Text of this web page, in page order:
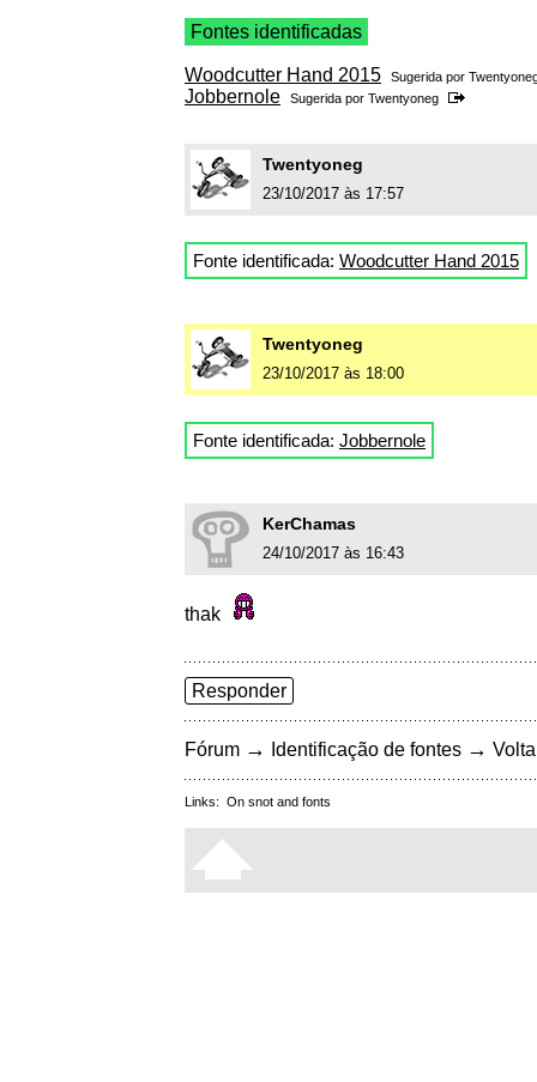
Fontes identificadas
Woodcutter Hand 2015 Sugerida por
Jobbernole Sugerida por Twentyoneg
Twentyoneg
23/10/2017 às 17:57
Fonte identificada: Woodcutter Hand 2015
Twentyoneg
23/10/2017 às 18:00
Fonte identificada: Jobbernole
KerChamas
24/10/2017 às 16:43
thak
Responder
Fórum → Identificação de fontes →
Links: On snot and fonts